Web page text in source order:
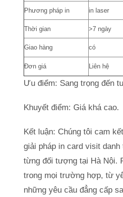
Phương pháp in in laser
Thời gian >7 ngày
Giao hàng có
Đơn giá Liên hệ
Ưu điểm: Sang trọng đến
Khuyết điểm: Giá khá cao.
Kết luận: Chúng tôi cam
giải pháp in card visit danh
từng đối tượng tại Hà Nội.
trong mọi trường hợp, từ
những yêu cầu đẳng cấp